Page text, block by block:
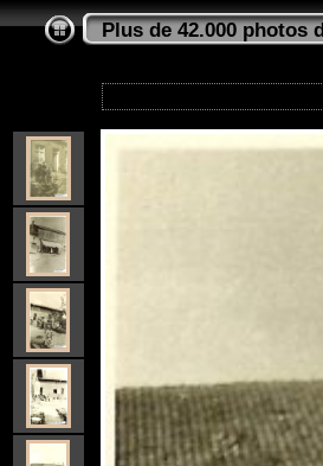
Plus de 42.000 photos